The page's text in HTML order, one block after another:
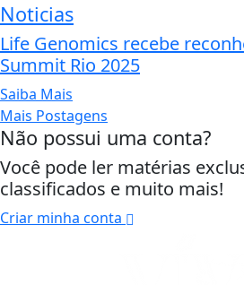
Noticias
Life Genomics recebe
Summit Rio 2025
Saiba Mais
Mais Postagens
Não possui uma conta?
Você pode ler matérias
classificados e muito mais!
Criar minha conta